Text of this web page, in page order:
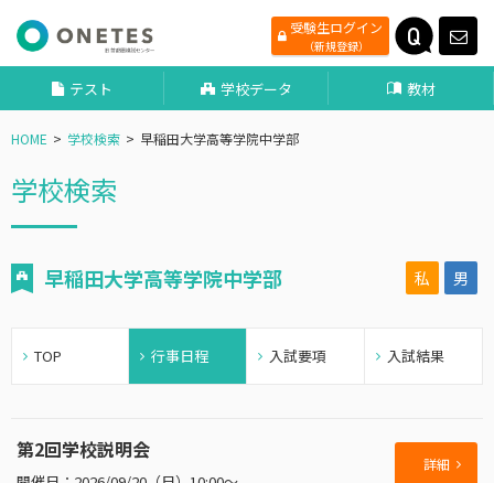
受験生ログイン
（新規登録）
テスト 学校データ 教材
HOME 学校検索 早稲田大学高等学院中学部
学校検索
早稲田大学高等学院中学部 私 男
TOP 行事日程 入試要項 入試結果
第2回学校説明会
詳細